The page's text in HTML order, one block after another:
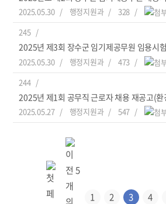
2025.05.30 행정지원과
328
245
2025년 제3회 장수군 임기제공무원 임용시
2025.05.30 행정지원과
473
244
2025년 제1회 공무직 근로자 채용 재공고(
2025.05.27 행정지원과 547
1 2 3 4